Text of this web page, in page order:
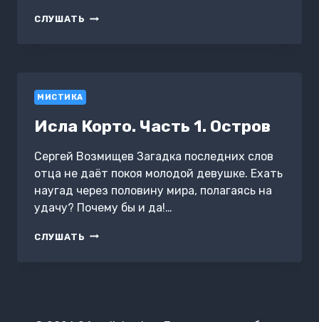
СЛУШАТЬ ПРО
МИСТИКА
Исла Корто. Часть 1. Остров
Сергей Возмищев Загадка последних слов
отца не даёт покоя молодой девушке. Ехать
наугад через половину мира, полагаясь на
удачу? Почему бы и да!…
СЛУШАТЬ ИСЛА